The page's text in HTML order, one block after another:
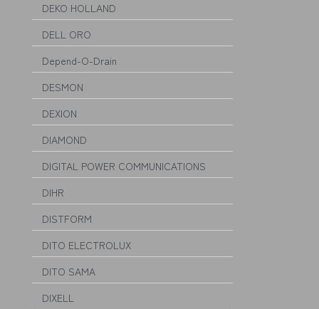
DEKO HOLLAND
DELL ORO
Depend-O-Drain
DESMON
DEXION
DIAMOND
DIGITAL POWER COMMUNICATIONS
DIHR
DISTFORM
DITO ELECTROLUX
DITO SAMA
DIXELL